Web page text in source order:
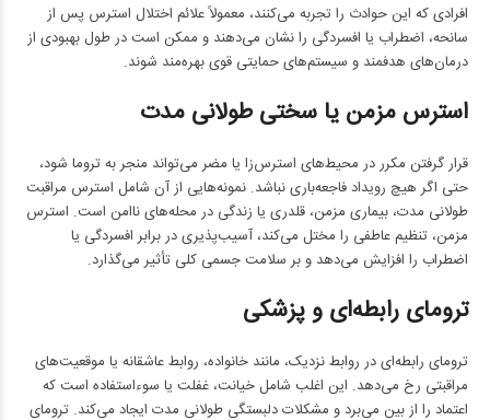
افرادی که این حوادث را تجربه می‌کنند، معمولاً علائم اختلال استرس پس از
سانحه، اضطراب یا افسردگی را نشان می‌دهند و ممکن است در طول بهبودی از
درمان‌های هدفمند و سیستم‌های حمایتی قوی بهره‌مند شوند.
استرس مزمن یا سختی طولانی مدت
قرار گرفتن مکرر در محیط‌های استرس‌زا یا مضر می‌تواند منجر به تروما شود،
حتی اگر هیچ رویداد فاجعه‌باری نباشد. نمونه‌هایی از آن شامل استرس مراقبت
طولانی مدت، بیماری مزمن، قلدری یا زندگی در محله‌های ناامن است. استرس
مزمن، تنظیم عاطفی را مختل می‌کند، آسیب‌پذیری در برابر افسردگی یا
اضطراب را افزایش می‌دهد و بر سلامت جسمی کلی تأثیر می‌گذارد.
ترومای رابطه‌ای و پزشکی
ترومای رابطه‌ای در روابط نزدیک، مانند خانواده، روابط عاشقانه یا موقعیت‌های
مراقبتی رخ می‌دهد. این اغلب شامل خیانت، غفلت یا سوءاستفاده است که
اعتماد را از بین می‌برد و مشکلات دلبستگی طولانی مدت ایجاد می‌کند. ترومای